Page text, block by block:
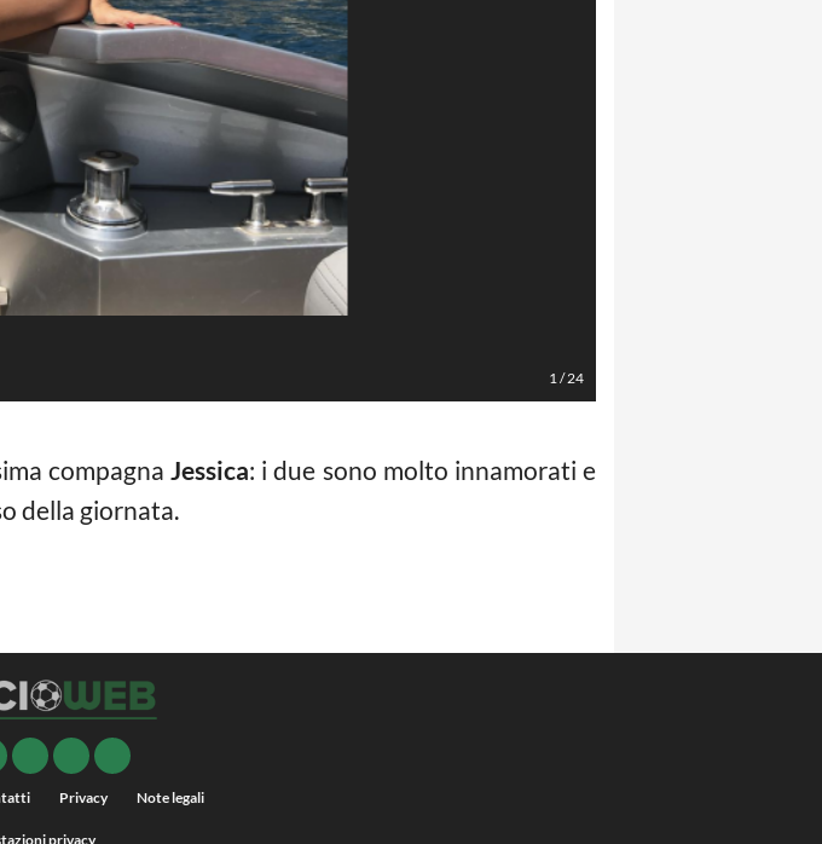
1/24
compagnaJessica: i due sono molto innamorati e
della giornata.
Privacy Note legali
privacy